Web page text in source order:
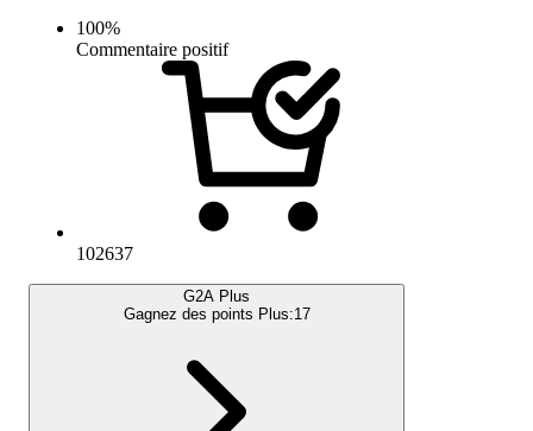
100%
Commentaire positif
102637
G2A Plus
Gagnez des points Plus:17